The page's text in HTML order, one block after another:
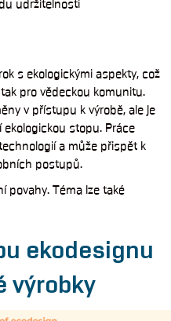
udržitelnosti
s ekologickými aspekty, což
pro vědeckou komunitu.
v přístupu k výrobě, ale je
stopu. Práce
a může přispět k
postupů.
povahy. Téma lze také
ekodesignu
výrobky